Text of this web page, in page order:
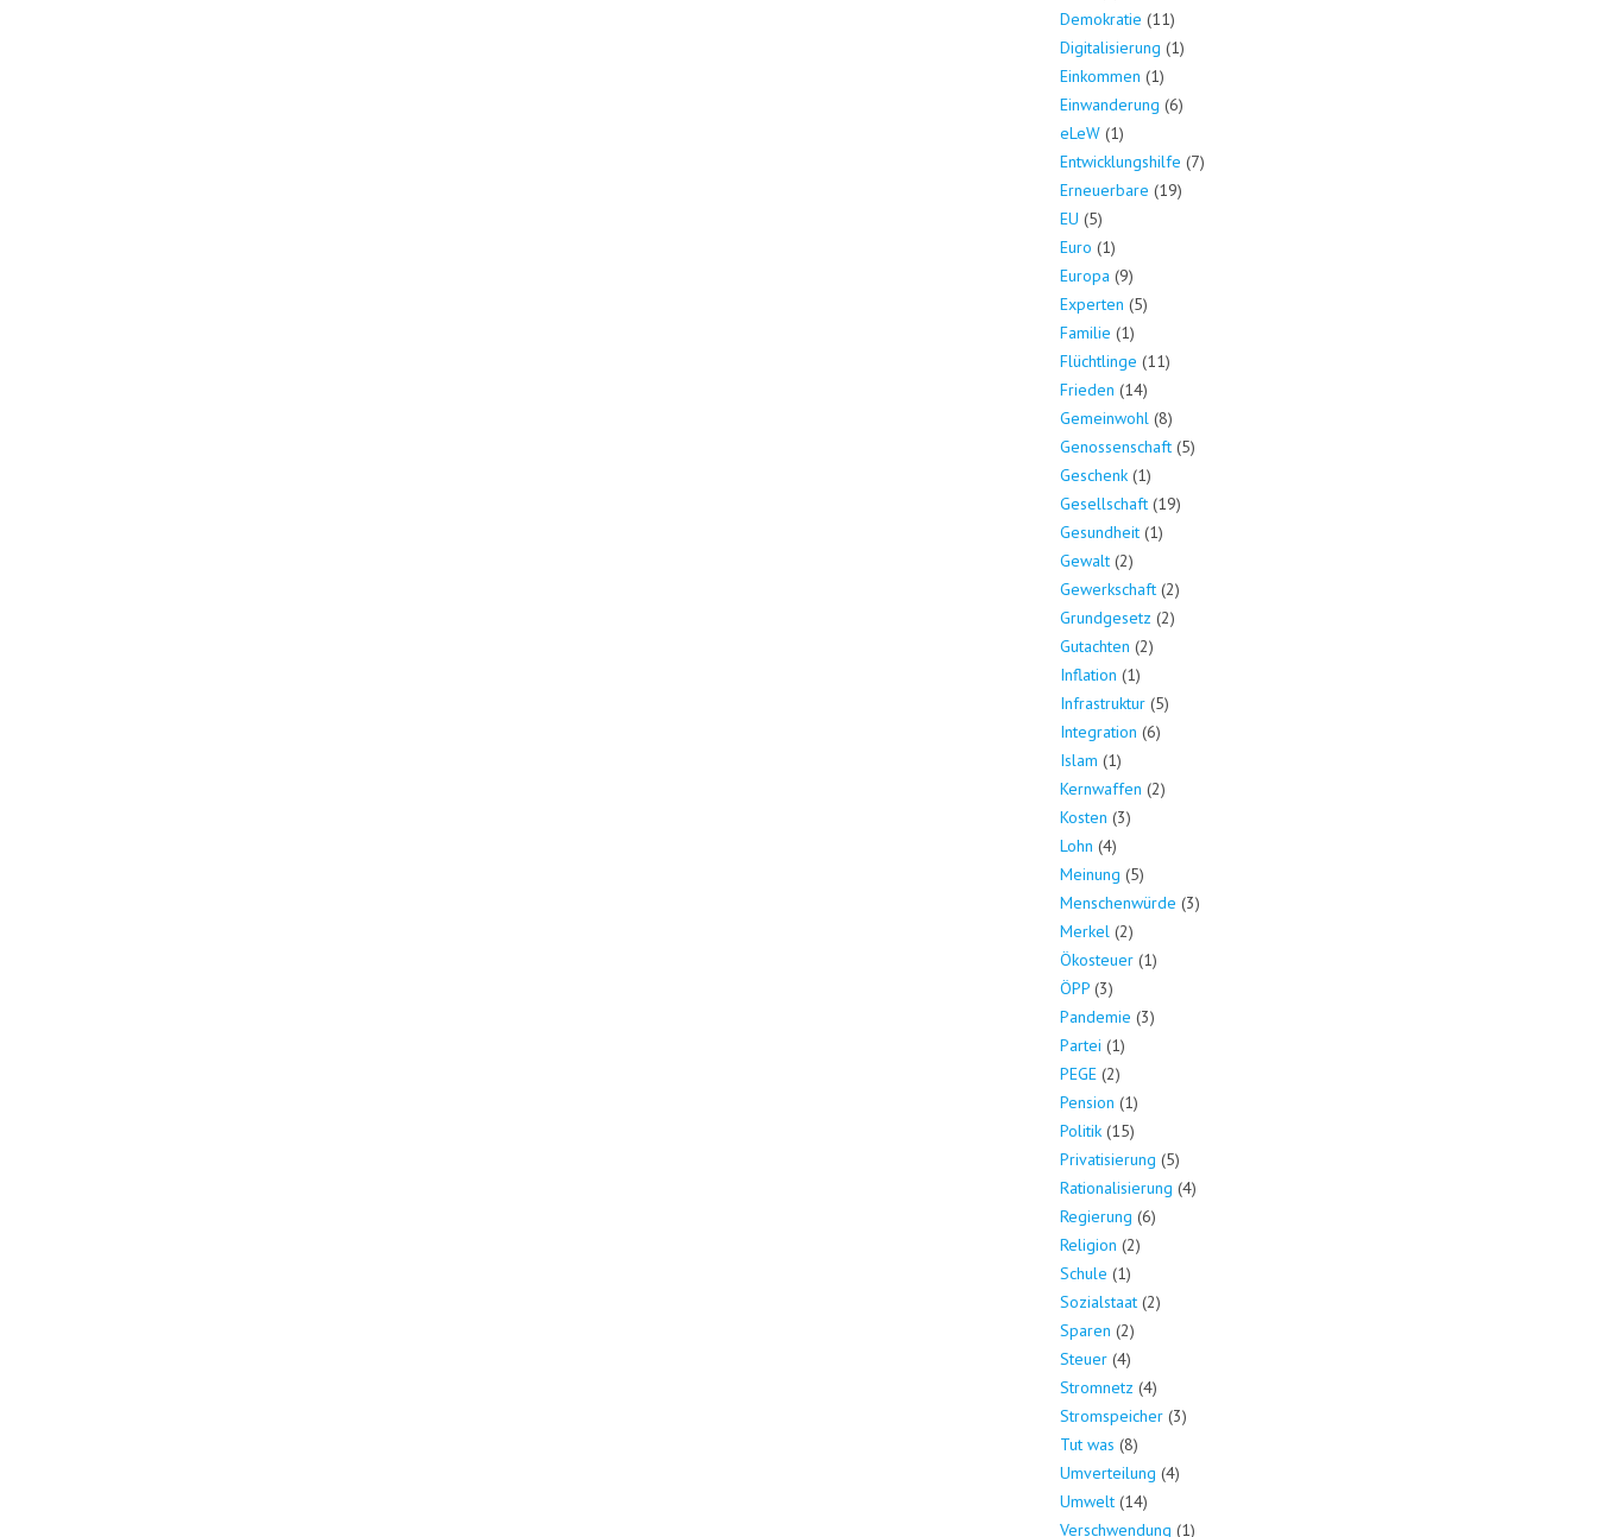
Demokratie (11)
Digitalisierung (1)
Einkommen (1)
Einwanderung (6)
eLeW (1)
Entwicklungshilfe (7)
Erneuerbare (19)
EU (5)
Euro (1)
Europa (9)
Experten (5)
Familie (1)
Flüchtlinge (11)
Frieden (14)
Gemeinwohl (8)
Genossenschaft (5)
Geschenk (1)
Gesellschaft (19)
Gesundheit (1)
Gewalt (2)
Gewerkschaft (2)
Grundgesetz (2)
Gutachten (2)
Inflation (1)
Infrastruktur (5)
Integration (6)
Islam (1)
Kernwaffen (2)
Kosten (3)
Lohn (4)
Meinung (5)
Menschenwürde (3)
Merkel (2)
Ökosteuer (1)
ÖPP (3)
Pandemie (3)
Partei (1)
PEGE (2)
Pension (1)
Politik (15)
Privatisierung (5)
Rationalisierung (4)
Regierung (6)
Religion (2)
Schule (1)
Sozialstaat (2)
Sparen (2)
Steuer (4)
Stromnetz (4)
Stromspeicher (3)
Tut was (8)
Umverteilung (4)
Umwelt (14)
Verschwendung (1)